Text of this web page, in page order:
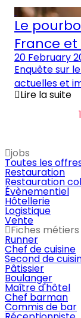
Le
France
20 February
Enquête sur
actuelles et
Lire la suite
1
jobs
Toutes les
Restauration
Restauration
Évènementiel
Hôtellerie
Logistique
Vente
Fiches métiers
Runner
Chef de cuisine
Second de
Pâtissier
Boulanger
Maître d'hôtel
Chef barman
Commis de bar